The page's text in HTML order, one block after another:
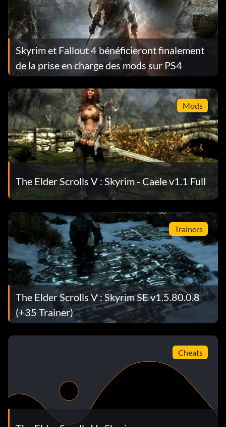
Skyrim et Fallout 4 bénéficieront finalement
de la prise en charge des mods sur PS4
Mods
The Elder Scrolls V : Skyrim - Caele v1.1 Full
Trainers
The Elder Scrolls V : Skyrim SE v1.5.80.0.8
(+35 Trainer)
Cheats